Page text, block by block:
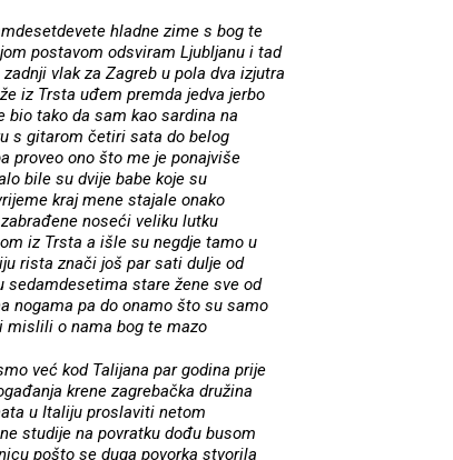
hladne zime s bog te
postavom odsviram Ljubljanu i tad
zadnji vlak za Zagreb u pola dva izjutra
iz Trsta uđem premda jedva jerbo
bio tako da sam kao sardina na
s gitarom četiri sata do belog
proveo ono što me je ponajviše
bile su dvije babe koje su
kraj mene stajale onako
noseći veliku lutku
iz Trsta a išle su negdje tamo u
rista znači još par sati dulje od
sedamdesetima stare žene sve od
nogama pa do onamo što su samo
mislili o nama bog te mazo
već kod Talijana par godina prije
krene zagrebačka družina
u Italiju proslaviti netom
studije na povratku dođu busom
pošto se duga povorka stvorila